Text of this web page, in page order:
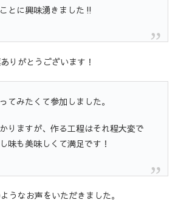
とに興味湧きました‼︎
りがとうございます！
てみたくて参加しました。
りますが、作る工程はそれ程大変で
味も美味しくて満足です！
うなお声をいただきました。